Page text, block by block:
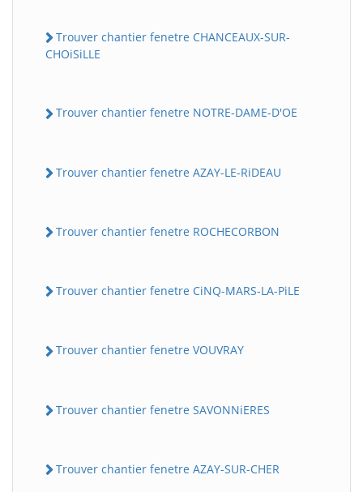
Trouver chantier fenetre CHANCEAUX-SUR-
CHOiSiLLE
Trouver chantier fenetre NOTRE-DAME-D'OE
Trouver chantier fenetre AZAY-LE-RiDEAU
Trouver chantier fenetre ROCHECORBON
Trouver chantier fenetre CiNQ-MARS-LA-PiLE
Trouver chantier fenetre VOUVRAY
Trouver chantier fenetre SAVONNiERES
Trouver chantier fenetre AZAY-SUR-CHER